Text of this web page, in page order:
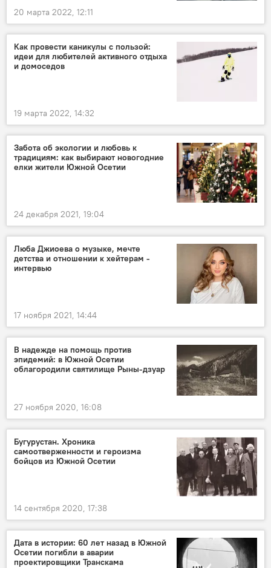
20 марта 2022, 12:11
Как провести каникулы с пользой:
идеи для любителей активного отдыха
и домоседов
19 марта 2022, 14:32
Забота об экологии и любовь к
традициям: как выбирают новогодние
елки жители Южной Осетии
24 декабря 2021, 19:04
Люба Джиоева о музыке, мечте
детства и отношении к хейтерам -
интервью
17 ноября 2021, 14:44
В надежде на помощь против
эпидемий: в Южной Осетии
облагородили святилище Рыны-дзуар
27 ноября 2020, 16:08
Бугурустан. Хроника
самоотверженности и героизма
бойцов из Южной Осетии
14 сентября 2020, 17:38
Дата в истории: 60 лет назад в Южной
Осетии погибли в аварии
проектировщики Транскама